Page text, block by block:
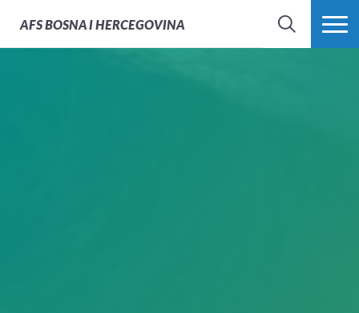
AFSBOSNA I HERCEGOVINA
PRETRAŽI PROŠIRI